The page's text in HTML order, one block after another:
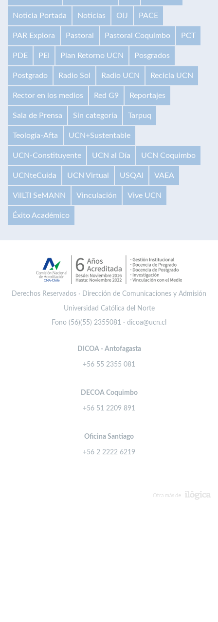
Noticia Portada Noticias OIJ PACE
PAR Explora Pastoral Pastoral Coquimbo PCT
PDE PEI Plan Retorno UCN Posgrados
Postgrado Radio Sol Radio UCN Recicla UCN
Rector en los medios Red G9 Reportajes
Sala de Prensa Sin categoría Tarpuq
Teología-Afta UCN+Sustentable
UCN-Constituyente UCN al Día UCN Coquimbo
UCNteCuida UCN Virtual USQAI VAEA
VilLTI SeMANN Vinculación Vive UCN
Éxito Académico
Derechos Reservados · Dirección de Comunicaciones y Admisión
Universidad Católica del Norte
Fono (56)(55) 2355081 · dicoa@ucn.cl
DICOA - Antofagasta
+56 55 2355 081
DECOA Coquimbo
+56 51 2209 891
Oficina Santiago
+56 2 2222 6219